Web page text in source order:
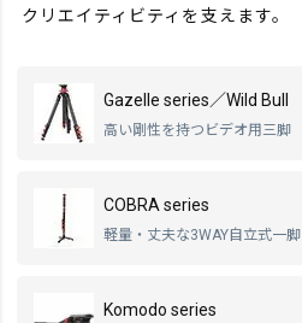
クリエイティビティを支えます。
Gazelle series／Wild Bull
高い剛性を持つビデオ用三脚
COBRA series
軽量・丈夫な3WAY自立式一脚
Komodo series